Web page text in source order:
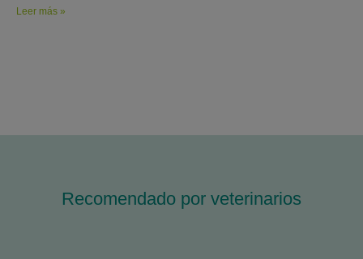
Leer más »
Recomendado por veterinarios